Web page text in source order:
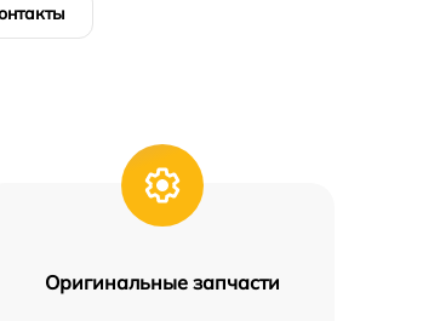
Оригинальные запчасти